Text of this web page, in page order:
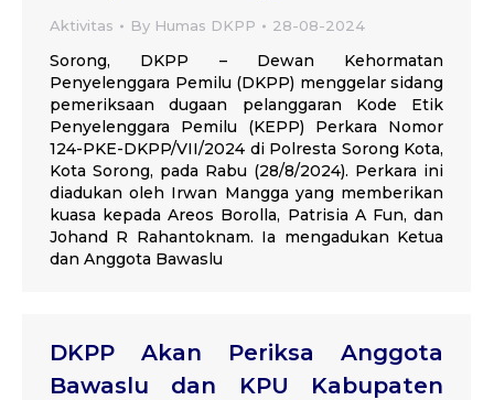
Aktivitas By Humas DKPP 28-08-2024
Sorong, DKPP – Dewan Kehormatan
Penyelenggara Pemilu (DKPP) menggelar sidang
pemeriksaan dugaan pelanggaran Kode Etik
Penyelenggara Pemilu (KEPP) Perkara Nomor
124-PKE-DKPP/VII/2024 di Polresta Sorong Kota,
Kota Sorong, pada Rabu (28/8/2024). Perkara ini
diadukan oleh Irwan Mangga yang memberikan
kuasa kepada Areos Borolla, Patrisia A Fun, dan
Johand R Rahantoknam. Ia mengadukan Ketua
dan Anggota Bawaslu
DKPP Akan Periksa Anggota
Bawaslu dan KPU Kabupaten